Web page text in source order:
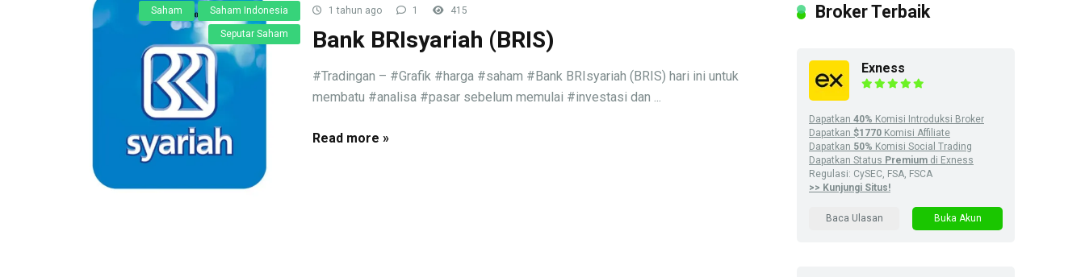
Saham Saham Indonesia
Seputar Saham
1 tahun ago 1 415
Bank BRIsyariah (BRIS)
#Tradingan – #Grafik #harga #saham #Bank BRIsyariah (BRIS) hari ini untuk
membatu #analisa #pasar sebelum memulai #investasi dan ...
Read more »
Broker Terbaik
Exness
Dapatkan 40% Komisi Introduksi Broker
Dapatkan $1770 Komisi Affiliate
Dapatkan 50% Komisi Social Trading
Dapatkan Status Premium di Exness
Regulasi: CySEC, FSA, FSCA
>> Kunjungi Situs!
Baca Ulasan Buka Akun